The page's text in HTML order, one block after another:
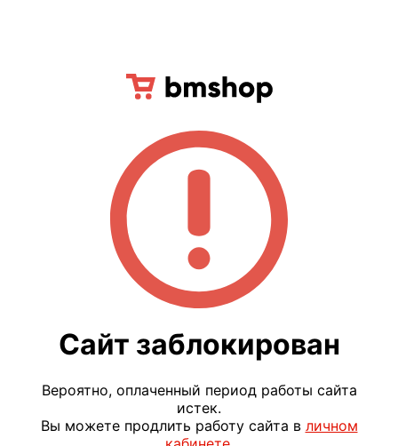
Сайт заблокирован
Вероятно, оплаченный период работы сайта
истек.
Вы можете продлить работу сайта в личном